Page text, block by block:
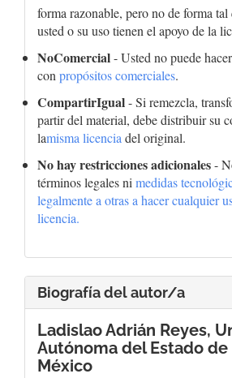
forma razonable, pero no de forma tal
usted o su uso tienen el apoyo de la
NoComercial- Usted no puede
con propósitos comerciales.
CompartirIgual- Si remezcla,
partir del material, debe distribuir su
lamisma licencia del original.
No hay restricciones adicionales-
términos legales ni medidas
legalmente a otras a hacer cualquier
licencia.
Biografía del autor/a
Ladislao Adrián Reyes,
Autónoma del Estado de
México